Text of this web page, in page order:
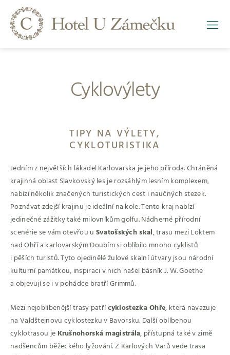
Cyklovýlety
TIPY NA VÝLETY,
CYKLOTURISTIKA
Jedním z největších lákadel Karlovarska je jeho příroda. Chráněná
krajinná oblast Slavkovský les je rozsáhlým lesním komplexem,
nabízí několik značených turistických cest i naučných stezek.
Poznávat zdejší krajinu je ideální na kole. Tento kraj nabízí
jedinečné zážitky také milovníkům golfu. Nádherné přírodní
scenérie se vám otevřou u Svatošských skal, trasu mezi Loktem
nad Ohří a karlovarským Doubím si oblíbilo mnoho cyklistů
i pěších turistů. Tyto ojedinělé žulové skalní útvary jsou národní
kulturní památkou, inspiraci v nich našel básník J. W. Goethe
a objevují se i v pohádce bratří Grimmů.
Mezi nejoblíbenější trasy patřícyklostezka Ohře, která navazuje
na Valdštejnovu cyklostezku v Bavorsku. Další oblíbenou
cyklotrasou je Krušnohorská magistrála, přístupná také v zimě
nadšencům běžeckého lyžování. Z Karlových Varů vede trasa